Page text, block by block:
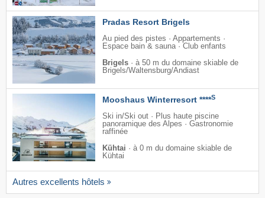
Pradas Resort Brigels
Au pied des pistes · Appartements ·
Espace bain & sauna · Club enfants
Brigels · à 50 m du domaine skiable de
Brigels/​Waltensburg/​Andiast
Mooshaus Winterresort ****S
Ski in/Ski out · Plus haute piscine
panoramique des Alpes · Gastronomie
raffinée
Kühtai · à 0 m du domaine skiable de
Kühtai
Autres excellents hôtels